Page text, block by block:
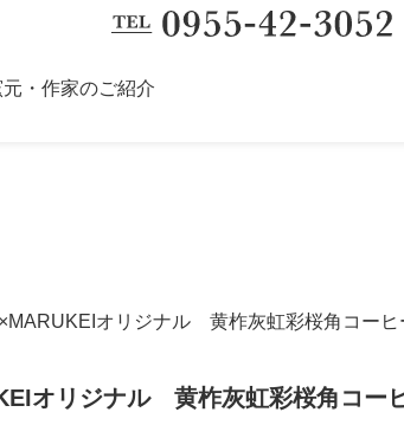
元・作家のご紹介
オリジナル 黄柞灰虹彩桜角コーヒ
オリジナル 黄柞灰虹彩桜角コー